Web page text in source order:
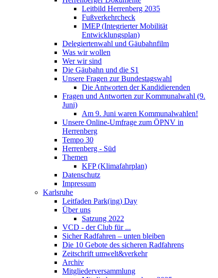
Leitbild Herrenberg 2035
Fußverkehrcheck
IMEP (Integrierter Mobilität
Entwicklungsplan)
Delegiertenwahl und Gäubahnfilm
Was wir wollen
Wer wir sind
Die Gäubahn und die S1
Unsere Fragen zur Bundestagswahl
Die Antworten der Kandidierenden
Fragen und Antworten zur Kommunalwahl (9.
Juni)
Am 9. Juni waren Kommunalwahlen!
Unsere Online-Umfrage zum ÖPNV in
Herrenberg
Tempo 30
Herrenberg - Süd
Themen
KFP (Klimafahrplan)
Datenschutz
Impressum
Karlsruhe
Leitfaden Park(ing) Day
Über uns
Satzung 2022
VCD - der Club für ...
Sicher Radfahren – unten bleiben
Die 10 Gebote des sicheren Radfahrens
Zeitschrift umwelt&verkehr
Archiv
Mitgliederversammlung